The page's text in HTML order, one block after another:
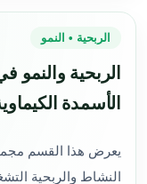
الربحية • النمو
الربحية
الأسمدة الكيماوية
يعرض هذا القسم
النشاط والربحية